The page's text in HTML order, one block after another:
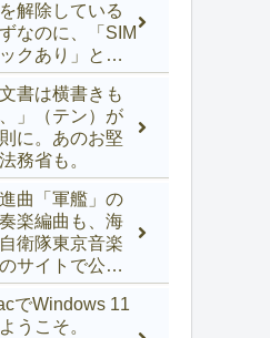
解除している
なのに、「SIM
クあり」と表
れるときの対
書は横書きも
、」（テン）が
に。あのお堅
務省も。
曲「軍艦」の
楽編曲も、海
自衛隊東京音楽
サイトで公開
でWindows 11
うこそ。